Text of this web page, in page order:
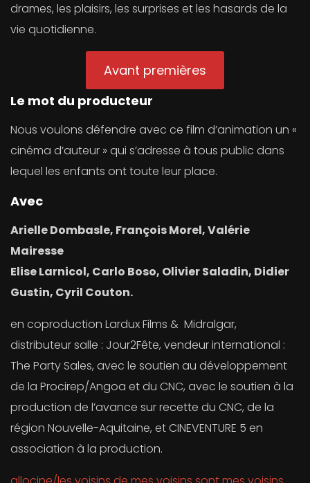
drames, les plaisirs, les surprises et les hasards de la
vie quotidienne.
Avant premières
Le mot du producteur
Nous voulons défendre avec ce film d’animation un «
cinéma d’auteur » qui s’adresse à tous public dans
lequel les enfants ont toute leur place.
Avec
Arielle Dombasle, François Morel, Valérie
Mairesse
Elise Larnicol, Carlo Boso, Olivier Saladin, Didier
Gustin, Cyril Couton.
en coproduction Lardux Films & Midralgar,
distributeur salle : Jour2Fête, vendeur international :
The Party Sales, avec le soutien au développement
de la Procirep/Angoa et du CNC, avec le soutien à la
production de l’avance sur recette du CNC, de la
région Nouvelle-Aquitaine, et CINEVENTURE 5 en
association à la production.